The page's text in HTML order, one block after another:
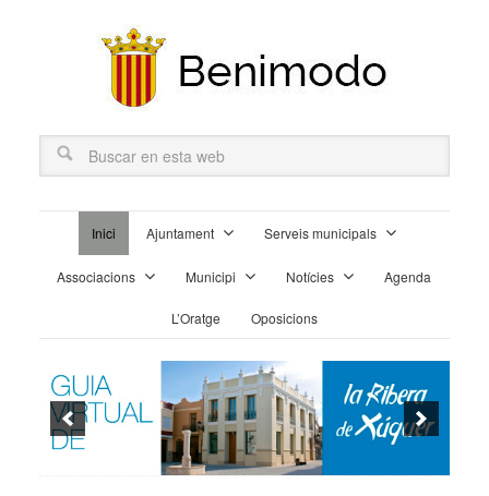
Inici Ajuntament Serveis municipals
Associacions Municipi Notícies Agenda
L’Oratge Oposicions